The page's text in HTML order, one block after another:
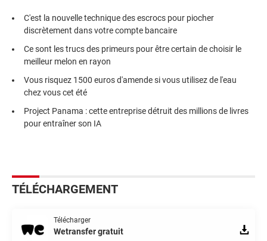
C'est la nouvelle technique des escrocs pour piocher
discrètement dans votre compte bancaire
Ce sont les trucs des primeurs pour être certain de choisir le
meilleur melon en rayon
Vous risquez 1500 euros d'amende si vous utilisez de l'eau
chez vous cet été
Project Panama : cette entreprise détruit des millions de livres
pour entraîner son IA
TÉLÉCHARGEMENT
Télécharger
Wetransfer gratuit